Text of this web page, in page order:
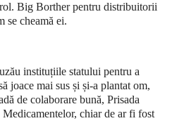
Big Borther pentru distribuitorii
se cheamă ei.
instituțiile statului pentru a
joace mai sus și și-a plantat om,
de colaborare bună, Prisada
chiar de ar fi fost